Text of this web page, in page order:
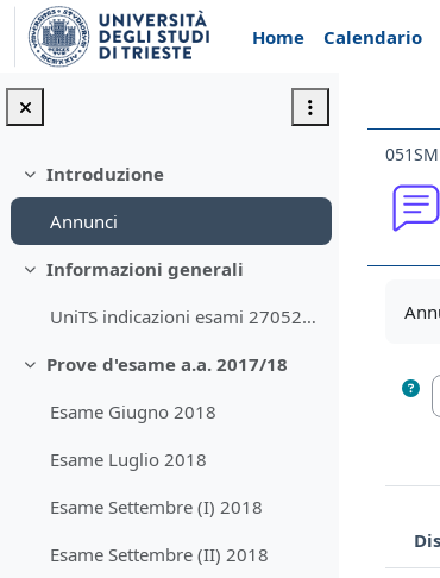
Vai al contenuto principale
Home
Calendario
Minimizza
Introduzione
Annunci
Minimizza
Informazioni generali
UniTS indicazioni esami 270520[1]
Minimizza
Prove d'esame a.a. 2017/18
Esame Giugno 2018
Esame Luglio 2018
Esame Settembre (I) 2018
Esame Settembre (II) 2018